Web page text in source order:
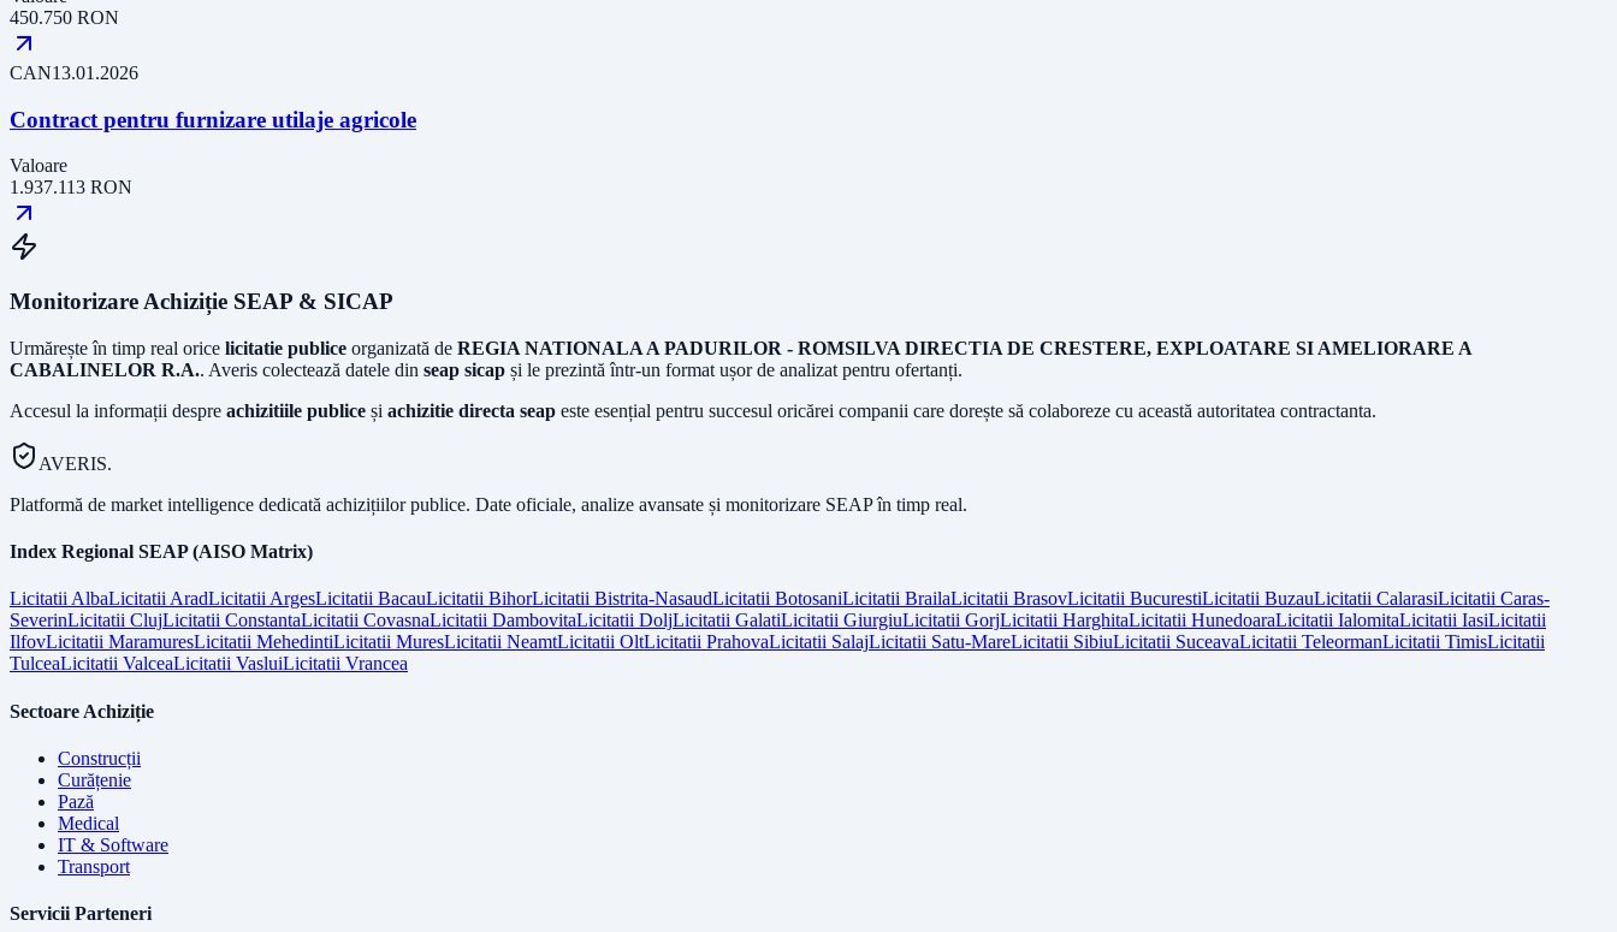
450.750 RON
CAN13.01.2026
Contract pentru furnizare utilaje agricole
Valoare
1.937.113 RON
Monitorizare Achiziție SEAP & SICAP
Urmărește în timp real orice licitatie publice organizată de REGIA NATIONALA A PADURILOR - ROMSILVA DIRECTIA DE CRESTERE, EXPLOATARE SI AMELIORARE A
CABALINELOR R.A.. Averis colectează datele din seap sicap și le prezintă într-un format ușor de analizat pentru ofertanți.
Accesul la informații despre achizitiile publice și achizitie directa seap este esențial pentru succesul oricărei companii care dorește să colaboreze cu această autoritatea contractanta.
AVERIS.
Platformă de market intelligence dedicată achizițiilor publice. Date oficiale, analize avansate și monitorizare SEAP în timp real.
Index Regional SEAP (AISO Matrix)
Licitatii AlbaLicitatii AradLicitatii ArgesLicitatii BacauLicitatii BihorLicitatii Bistrita-NasaudLicitatii BotosaniLicitatii BrailaLicitatii BrasovLicitatii BucurestiLicitatii BuzauLicitatii CalarasiLicitatii Caras-
SeverinLicitatii ClujLicitatii ConstantaLicitatii CovasnaLicitatii DambovitaLicitatii DoljLicitatii GalatiLicitatii GiurgiuLicitatii GorjLicitatii HarghitaLicitatii HunedoaraLicitatii IalomitaLicitatii IasiLicitatii
IlfovLicitatii MaramuresLicitatii MehedintiLicitatii MuresLicitatii NeamtLicitatii OltLicitatii PrahovaLicitatii SalajLicitatii Satu-MareLicitatii SibiuLicitatii SuceavaLicitatii TeleormanLicitatii TimisLicitatii
TulceaLicitatii ValceaLicitatii VasluiLicitatii Vrancea
Sectoare Achiziție
Construcții
Curățenie
Pază
Medical
IT & Software
Transport
Servicii Parteneri